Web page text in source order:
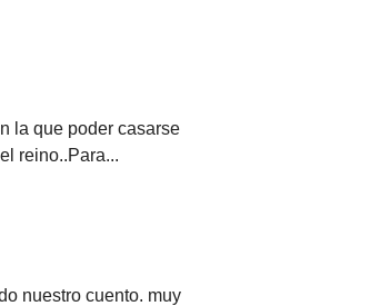
la que poder casarse
reino..Para...
nuestro cuento. muy